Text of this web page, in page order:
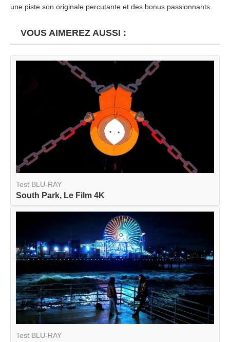
une piste son originale percutante et des bonus passionnants.
VOUS AIMEREZ AUSSI :
Test BLU-RAY
South Park, Le Film 4K
Test BLU-RAY